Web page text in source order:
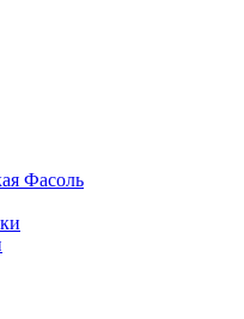
Фасоль